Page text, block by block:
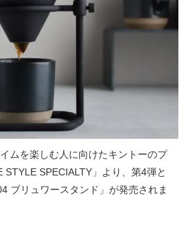
ムを楽しむ人に向けたキントーのプ
STYLE SPECIALTY 」より、第4弾と
ブリュワースタンド」が発売されま